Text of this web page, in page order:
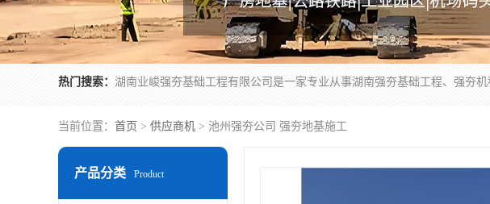
热门搜索：
当前位置： 首页 > 供应商机 > 池州强夯公司 强夯地基施工
产品分类 Product